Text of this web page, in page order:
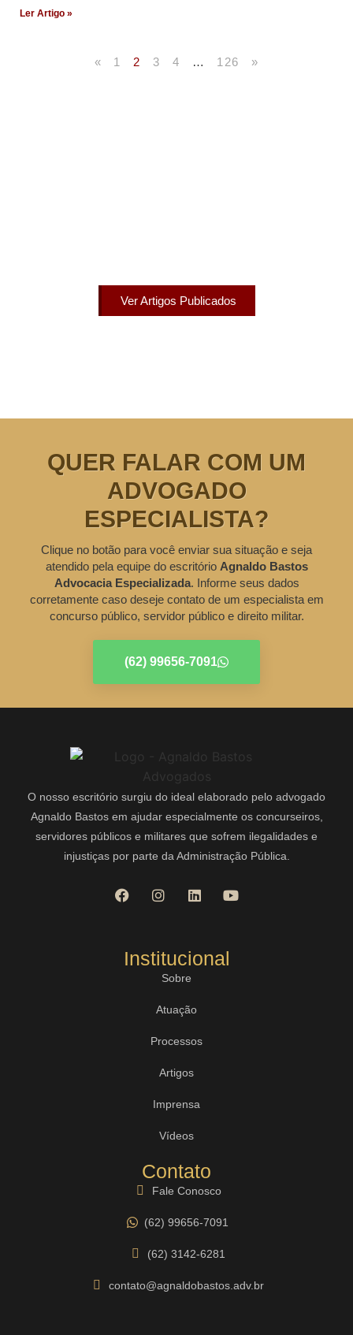
Ler Artigo »
« 1 2 3 4 … 126 »
Ver Artigos Publicados
QUER FALAR COM UM
ADVOGADO
ESPECIALISTA?
Clique no botão para você enviar sua situação e seja
atendido pela equipe do escritório Agnaldo Bastos
Advocacia Especializada. Informe seus dados
corretamente caso deseje contato de um especialista em
concurso público, servidor público e direito militar.
(62) 99656-7091
O nosso escritório surgiu do ideal elaborado pelo advogado
Agnaldo Bastos em ajudar especialmente os concurseiros,
servidores públicos e militares que sofrem ilegalidades e
injustiças por parte da Administração Pública.
Institucional
Sobre
Atuação
Processos
Artigos
Imprensa
Vídeos
Contato
Fale Conosco
(62) 99656-7091
(62) 3142-6281
contato@agnaldobastos.adv.br